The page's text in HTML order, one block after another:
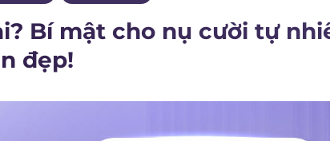
Bí mật cho nụ cười tự
đẹp!